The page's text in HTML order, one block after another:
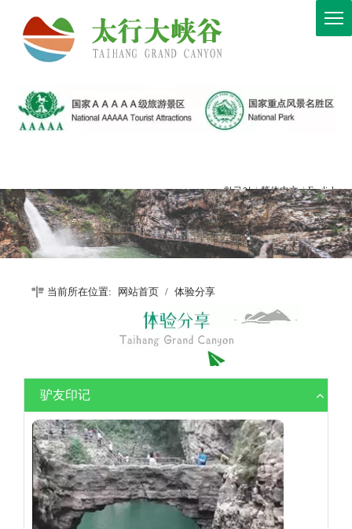
한국어 | 简体中文 | English
当前所在位置: 网站首页 / 体验分享
驴友印记